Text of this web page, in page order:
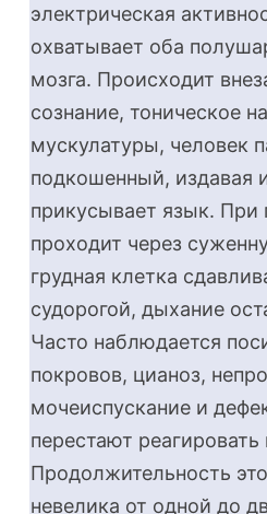
электрическая
охватывает оба
мозга. Происходит
сознание, тоническое
мускулатуры, человек
подкошенный, издавая
прикусывает язык. При
проходит через
грудная клетка
судорогой, дыхание
Часто наблюдается
покровов, цианоз,
мочеиспускание и
перестают реагировать
Продолжительность
невелика от одной до